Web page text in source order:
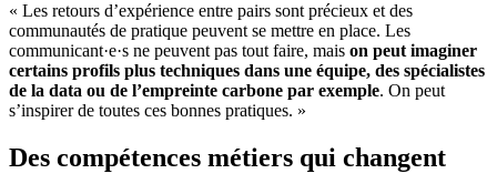
« Les retours d’expérience entre pairs sont précieux et des
communautés de pratique peuvent se mettre en place. Les
communicant·e·s ne peuvent pas tout faire, mais on peut imaginer
certains profils plus techniques dans une équipe, des spécialistes
de la data ou de l’empreinte carbone par exemple. On peut
s’inspirer de toutes ces bonnes pratiques. »
Des compétences métiers qui changent